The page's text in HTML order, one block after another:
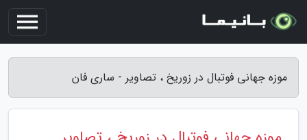
موزه جهانی فوتبال در زوریخ ، تصاویر - ساری فان